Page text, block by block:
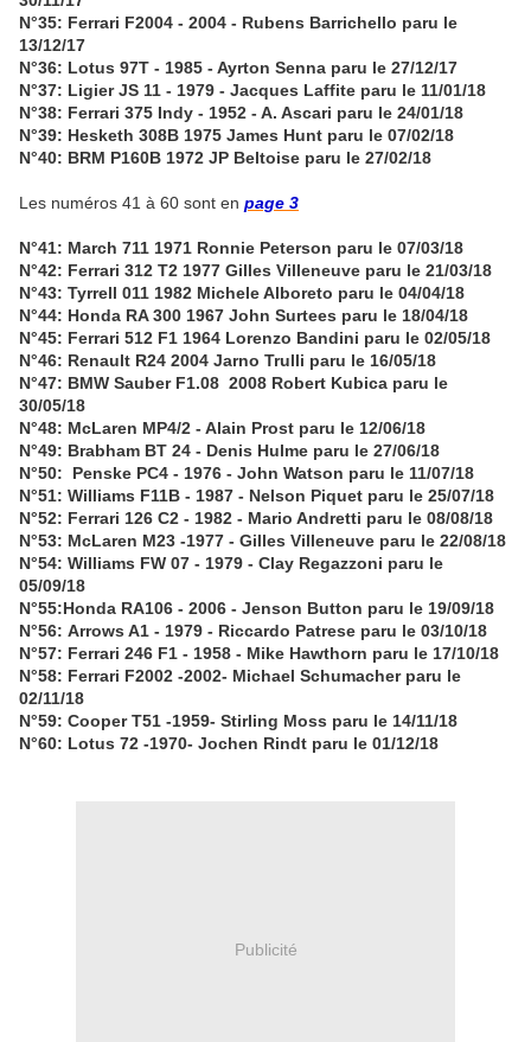
N°35: Ferrari F2004 - 2004 - Rubens Barrichello paru le
13/12/17
N°36: Lotus 97T - 1985 - Ayrton Senna paru le 27/12/17
N°37: Ligier JS 11 - 1979 - Jacques Laffite paru le 11/01/18
N°38: Ferrari 375 Indy - 1952 - A. Ascari paru le 24/01/18
N°39: Hesketh 308B 1975 James Hunt paru le 07/02/18
N°40: BRM P160B 1972 JP Beltoise paru le 27/02/18
Les numéros 41 à 60 sont en page 3
N°41: March 711 1971 Ronnie Peterson paru le 07/03/18
N°42: Ferrari 312 T2 1977 Gilles Villeneuve paru le 21/03/18
N°43: Tyrrell 011 1982 Michele Alboreto paru le 04/04/18
N°44: Honda RA 300 1967 John Surtees paru le 18/04/18
N°45: Ferrari 512 F1 1964 Lorenzo Bandini paru le 02/05/18
N°46: Renault R24 2004 Jarno Trulli paru le 16/05/18
N°47: BMW Sauber F1.08 2008 Robert Kubica paru le
30/05/18
N°48: McLaren MP4/2 - Alain Prost paru le 12/06/18
N°49: Brabham BT 24 - Denis Hulme paru le 27/06/18
N°50: Penske PC4 - 1976 - John Watson paru le 11/07/18
N°51: Williams F11B - 1987 - Nelson Piquet paru le 25/07/18
N°52: Ferrari 126 C2 - 1982 - Mario Andretti paru le 08/08/18
N°53: McLaren M23 -1977 - Gilles Villeneuve paru le 22/08/18
N°54: Williams FW 07 - 1979 - Clay Regazzoni paru le
05/09/18
N°55:Honda RA106 - 2006 - Jenson Button paru le 19/09/18
N°56: Arrows A1 - 1979 - Riccardo Patrese paru le 03/10/18
N°57: Ferrari 246 F1 - 1958 - Mike Hawthorn paru le 17/10/18
N°58: Ferrari F2002 -2002- Michael Schumacher paru le
02/11/18
N°59: Cooper T51 -1959- Stirling Moss paru le 14/11/18
N°60: Lotus 72 -1970- Jochen Rindt paru le 01/12/18
Publicité